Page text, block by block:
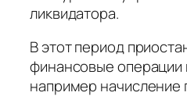
ликвидатора.
В этот период
финансовые операции
например начисление